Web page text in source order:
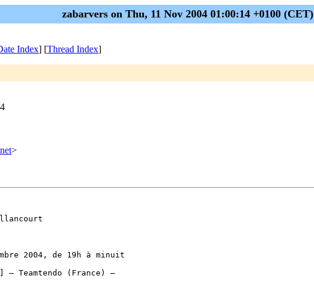
zabarvers on Thu, 11 Nov 2004 01:00:14 +0100 (CET)
Index] [Thread Index]
>
2004, de 19h à minuit
Teamtendo (France) –